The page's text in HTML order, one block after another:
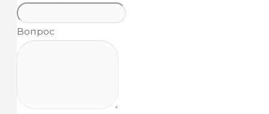
Вопрос